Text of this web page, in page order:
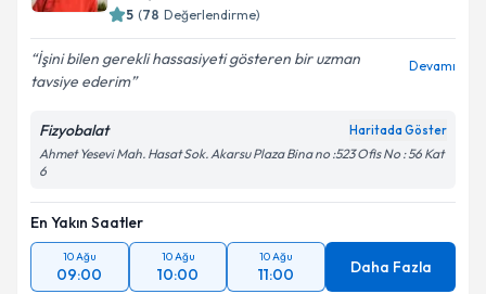
5 (78 Değerlendirme)
İşini bilen gerekli hassasiyeti gösteren bir uzman
tavsiye ederim
Devamı
Fizyobalat Haritada Göster
Ahmet Yesevi Mah. Hasat Sok. Akarsu Plaza Bina no :523 Ofis No : 56 Kat
6
En Yakın Saatler
10 Ağu
09:00
10 Ağu
10:00
10 Ağu
11:00 Daha Fazla